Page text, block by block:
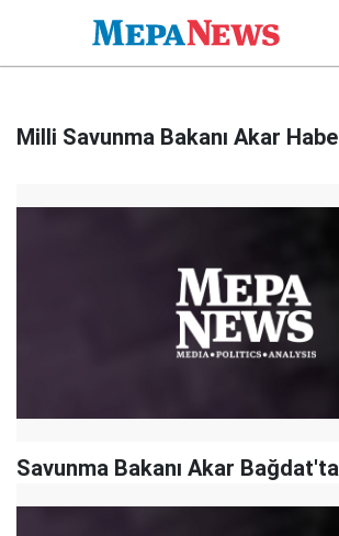
Milli Savunma Bakanı Akar
Savunma Bakanı Akar Bağdat'ta